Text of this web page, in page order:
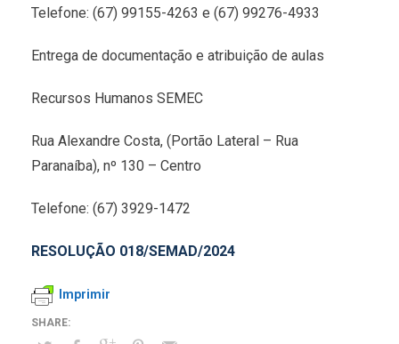
Telefone: (67) 99155-4263 e (67) 99276-4933
Entrega de documentação e atribuição de aulas
Recursos Humanos SEMEC
Rua Alexandre Costa, (Portão Lateral – Rua
Paranaíba), nº 130 – Centro
Telefone: (67) 3929-1472
RESOLUÇÃO 018/SEMAD/2024
Imprimir